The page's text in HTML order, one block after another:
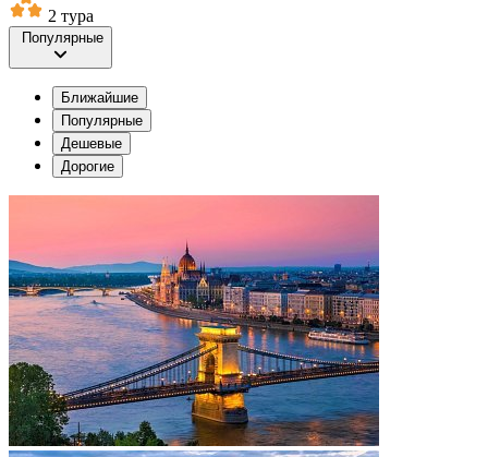
2 тура
Популярные
Ближайшие
Популярные
Дешевые
Дорогие